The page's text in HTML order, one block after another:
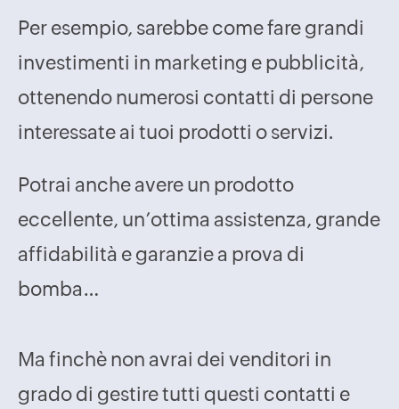
Per esempio, sarebbe come fare grandi
investimenti in marketing e pubblicità,
ottenendo numerosi contatti di persone
interessate ai tuoi prodotti o servizi.
Potrai anche avere un prodotto
eccellente, un’ottima assistenza, grande
affidabilità e garanzie a prova di
bomba…
Ma finchè non avrai dei venditori in
grado di gestire tutti questi contatti e